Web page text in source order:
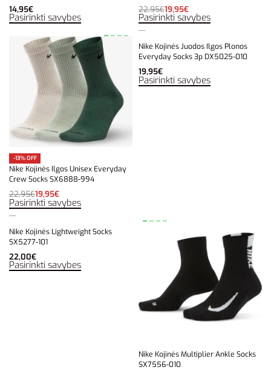
14,95€
Pasirinkti savybes
22,95€19,95€
Pasirinkti savybes
-13% OFF
Nike Kojinės Ilgos Unisex Everyday
Crew Socks SX6888-994
22,95€19,95€
Pasirinkti savybes
Nike Kojinės Juodos Ilgos Plonos
Everyday Socks 3p DX5025-010
19,95€
Pasirinkti savybes
Nike Kojinės Lightweight Socks
SX5277-101
22,00€
Pasirinkti savybes
Nike Kojinės Multiplier Ankle Socks
SX7556-010